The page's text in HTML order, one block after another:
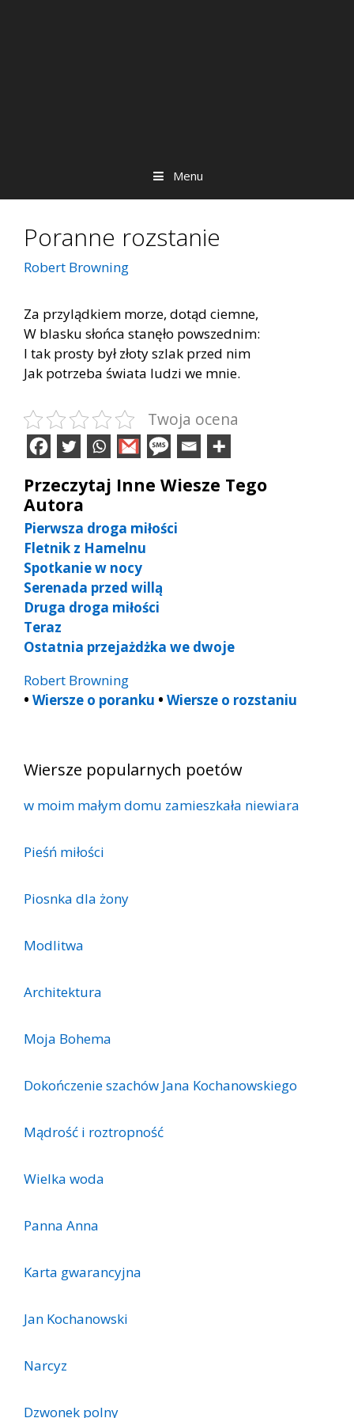
Menu
Poranne rozstanie
Robert Browning
Za przylądkiem morze, dotąd ciemne,
W blasku słońca stanęło powszednim:
I tak prosty był złoty szlak przed nim
Jak potrzeba świata ludzi we mnie.
Twoja ocena
Przeczytaj Inne Wiesze Tego
Autora
Pierwsza droga miłości
Fletnik z Hamelnu
Spotkanie w nocy
Serenada przed willą
Druga droga miłości
Teraz
Ostatnia przejażdżka we dwoje
Robert Browning
• Wiersze o poranku • Wiersze o rozstaniu
Wiersze popularnych poetów
w moim małym domu zamieszkała niewiara
Pieśń miłości
Piosnka dla żony
Modlitwa
Architektura
Moja Bohema
Dokończenie szachów Jana Kochanowskiego
Mądrość i roztropność
Wielka woda
Panna Anna
Karta gwarancyjna
Jan Kochanowski
Narcyz
Dzwonek polny